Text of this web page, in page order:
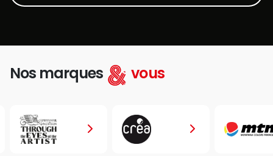
Nos marques vous